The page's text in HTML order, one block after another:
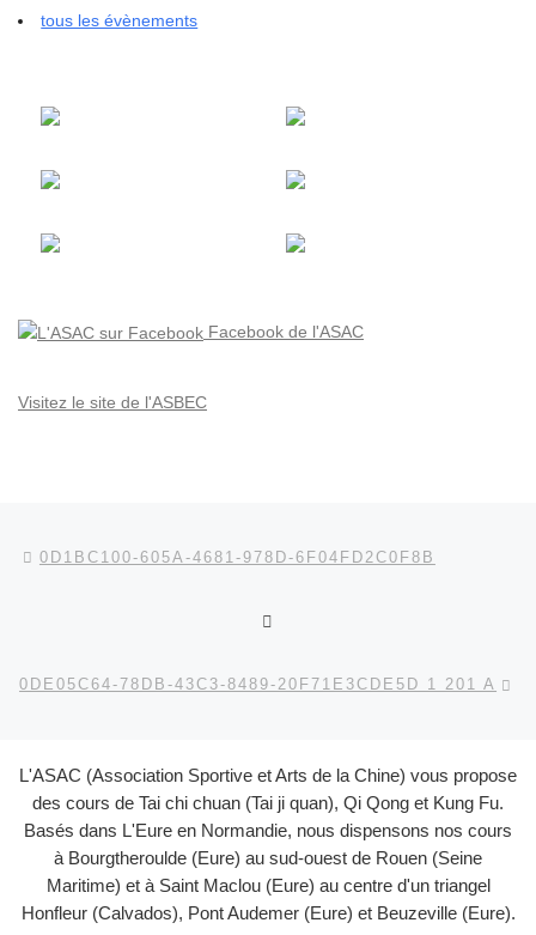
tous les évènements
Facebook de l'ASAC
Visitez le site de l'ASBEC
Parcourir les articles
0D1BC100-605A-4681-978D-6F04FD2C0F8B
0DE05C64-78DB-43C3-8489-20F71E3CDE5D 1 201 A
L'ASAC (Association Sportive et Arts de la Chine) vous propose
des cours de Tai chi chuan (Tai ji quan), Qi Qong et Kung Fu.
Basés dans L'Eure en Normandie, nous dispensons nos cours
à Bourgtheroulde (Eure) au sud-ouest de Rouen (Seine
Maritime) et à Saint Maclou (Eure) au centre d'un triangel
Honfleur (Calvados), Pont Audemer (Eure) et Beuzeville (Eure).